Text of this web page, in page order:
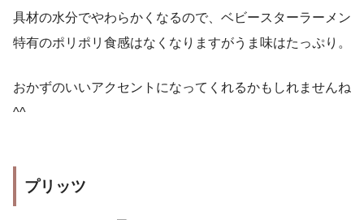
具材の水分でやわらかくなるので、ベビースターラーメン
特有のポリポリ食感はなくなりますがうま味はたっぷり。
おかずのいいアクセントになってくれるかもしれませんね
^^
プリッツ